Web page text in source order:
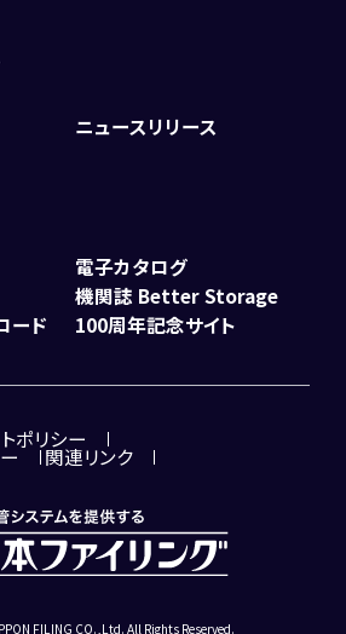
ニュースリリース
電子カタログ
機関誌 Better Storage
ード
100周年記念サイト
ポリシー
関連リンク
FILING CO.,Ltd. All Rights Reserved.